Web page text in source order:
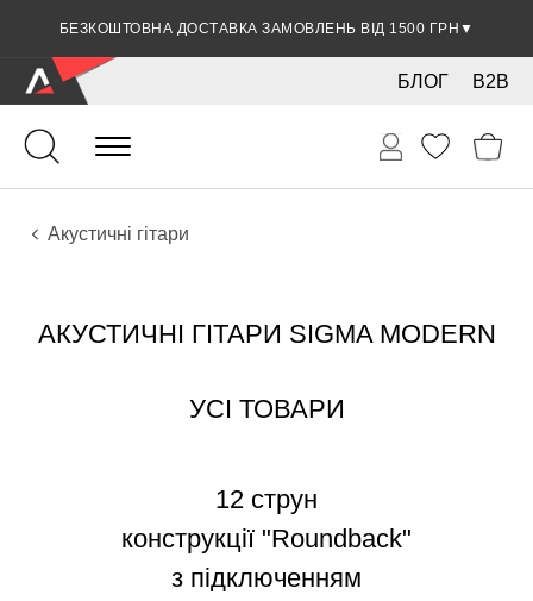
БЕЗКОШТОВНА ДОСТАВКА ЗАМОВЛЕНЬ ВІД 1500 ГРН ▼
ЗНИЖКА 5% ПРИ ОПЛАТІ БАНКІВСЬКОЮ КАРТКОЮ ▼
B2B
БЛОГ
Гітари
Акустичні інструменти
Інструменти
Акустичні гітари
АКУСТИЧНІ ГІТАРИ SIGMA MODERN
УСІ ТОВАРИ
12 струн
конструкції "Roundback"
з підключенням